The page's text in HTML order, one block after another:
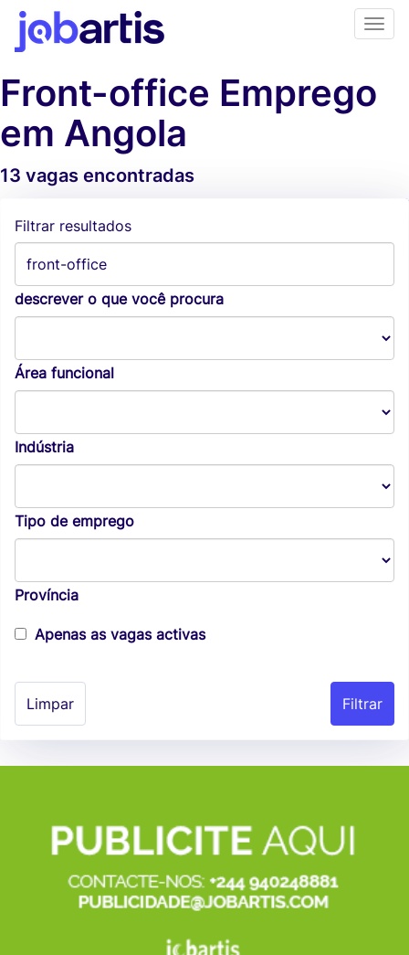
Front-office Emprego
em Angola
13 vagas encontradas
Filtrar resultados
descrever o que você procura
Área funcional
Indústria
Tipo de emprego
Província
Apenas as vagas activas
Limpar